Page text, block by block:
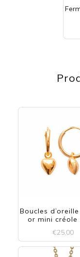
Boucles
or mini
€25,00